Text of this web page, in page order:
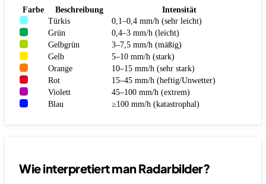
Farbe Beschreibung
Intensität
Türkis
0,1–0,4 mm/h (sehr leicht)
Grün
0,4–3 mm/h (leicht)
Gelbgrün
3–7,5 mm/h (mäßig)
Gelb
5–10 mm/h (stark)
Orange
10–15 mm/h (sehr stark)
Rot
15–45 mm/h (heftig/Unwetter)
Violett
45–100 mm/h (extrem)
Blau
≥100 mm/h (katastrophal)
Wie interpretiert man Radarbilder?